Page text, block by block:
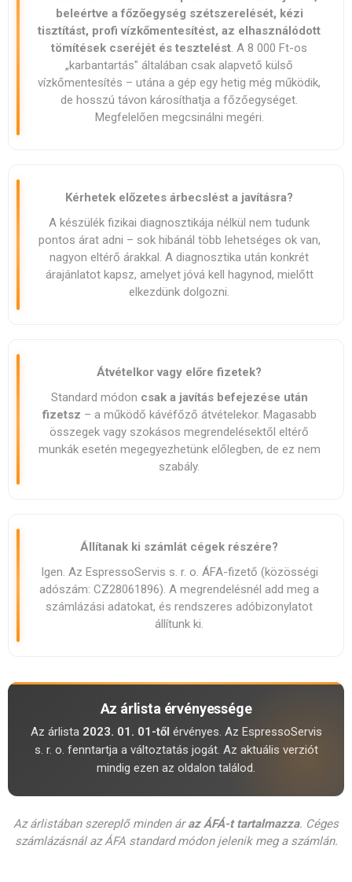
beleértve a főzőegység szétszerelését, kézi
tisztítást, profi vízkőmentesítést, az elhasználódott
tömítések cseréjét és tesztelést. A 8 000 Ft-os
„karbantartás" általában csak alapvető külső
vízkőmentesítés – utána a gép egy hetig még működik,
de hosszú távon károsíthatja a főzőegységet.
Megfelelően megcsinálni megéri.
Kérhetek előzetes árbecslést a javításra?
A készülék fizikai diagnoszti­kája nélkül nem tudunk
pontos árat adni – sok hibánál több lehetséges ok van,
nagyon eltérő árakkal. A diagnoszti­ka után konkrét
árajánlatot kapsz, amelyet jóvá kell hagynod, mielőtt
elkezdünk dolgozni.
Átvételkor vagy előre fizetek?
Standard módon csak a javítás befejezése után
fizetsz – a működő kávéfőző átvételekor. Magasabb
összegek vagy szokásos megrendelésektől eltérő
munkák esetén megegyezhetünk előlegben, de ez nem
szabály.
Állítanak ki számlát cégek részére?
Igen. Az EspressoServis s. r. o. ÁFA-fizető (közösségi
adószám: CZ28061896). A megrendelésnél add meg a
számlázási adatokat, és rendszeres adóbizonylatot
állítunk ki.
Az árlista érvényessége
Az árlista 2023. 01. 01-től érvényes. Az EspressoServis
s. r. o. fenntartja a változtatás jogát. Az aktuális verziót
mindig ezen az oldalon találod.
Az árlistában szereplő minden áraz ÁFÁ-t tartalmazza. Céges
számlázásnál az ÁFA standard módon jelenik meg a számlán.